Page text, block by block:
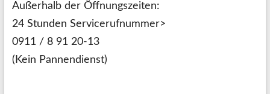
Außerhalb der Öffnungszeiten:
24 Stunden Servicerufnummer>
0911 / 8 91 20-13
(Kein Pannendienst)